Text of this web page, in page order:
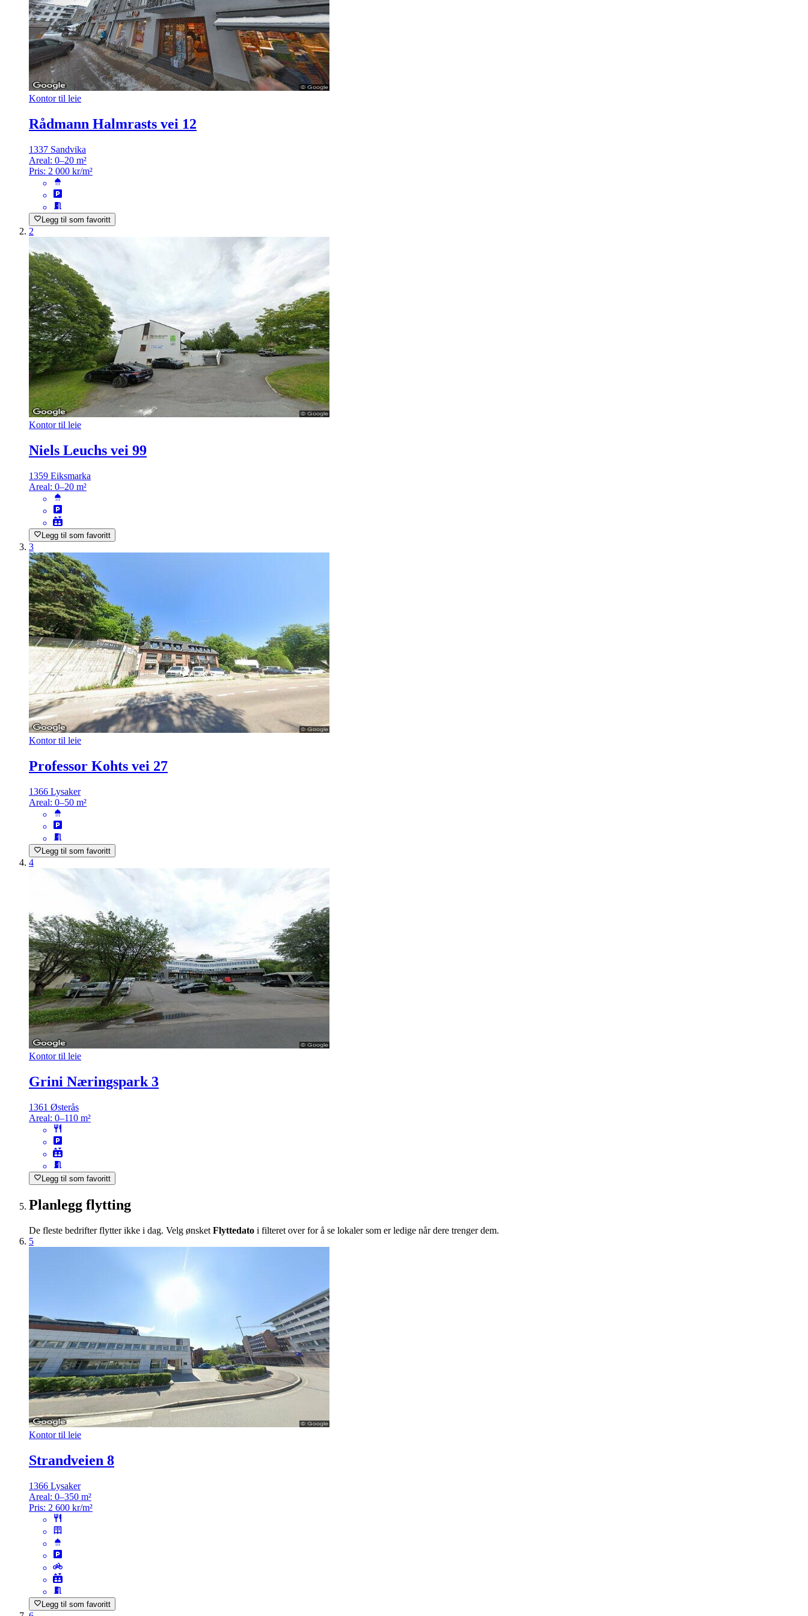
Kontor til leie
Rådmann Halmrasts vei 12
1337 Sandvika
Areal: 0–20 m²
Pris: 2 000 kr/m²
Legg til som favoritt
2
Kontor til leie
Niels Leuchs vei 99
1359 Eiksmarka
Areal: 0–20 m²
Legg til som favoritt
3
Kontor til leie
Professor Kohts vei 27
1366 Lysaker
Areal: 0–50 m²
Legg til som favoritt
4
Kontor til leie
Grini Næringspark 3
1361 Østerås
Areal: 0–110 m²
Legg til som favoritt
Planlegg flytting
De fleste bedrifter flytter ikke i dag. Velg ønsket Flyttedato i filteret over for å se lokaler som er ledige når dere trenger dem.
5
Kontor til leie
Strandveien 8
1366 Lysaker
Areal: 0–350 m²
Pris: 2 600 kr/m²
Legg til som favoritt